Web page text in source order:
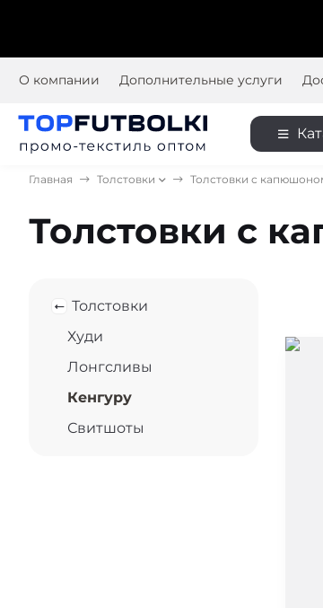
О компании Дополнительные услуги
Главная Толстовки Толстовки с
Толстовки с
Толстовки
Худи
Лонгсливы
Кенгуру
Свитшоты